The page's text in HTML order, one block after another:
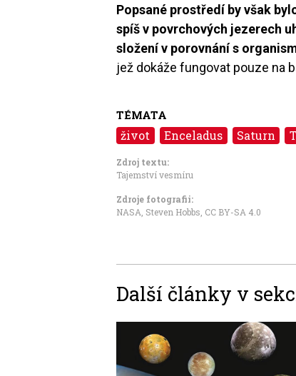
Popsané prostředí by však
spíš v povrchových jezerech
složení v porovnání s
jež dokáže fungovat pouze na
TÉMATA
život Enceladus Saturn
Zdroj textu:
Tajemství vesmíru
Zdroje fotografii:
NASA, Steven Hobbs CC BY-SA 4.0
Další články v